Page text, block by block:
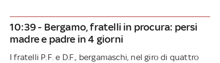
10:39 - Bergamo, fratelli in procura: persi
madre e padre in 4 giorni
I fratelli P.F. e D.F., bergamaschi, nel giro di quattro